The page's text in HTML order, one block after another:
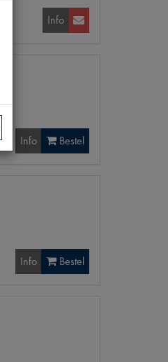
Info
Info Bestel
Info Bestel